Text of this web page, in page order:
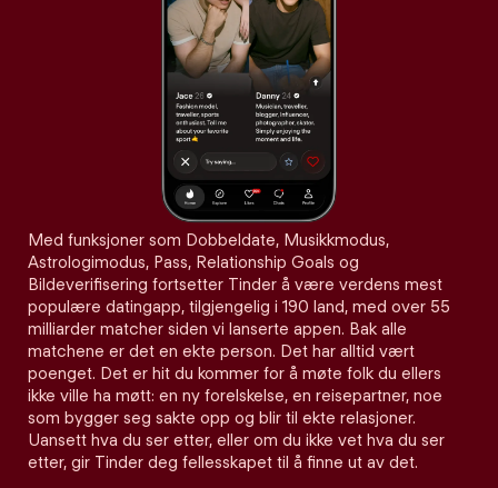
Med funksjoner som Dobbeldate, Musikkmodus,
Astrologimodus, Pass, Relationship Goals og
Bildeverifisering fortsetter Tinder å være verdens mest
populære datingapp, tilgjengelig i 190 land, med over 55
milliarder matcher siden vi lanserte appen. Bak alle
matchene er det en ekte person. Det har alltid vært
poenget. Det er hit du kommer for å møte folk du ellers
ikke ville ha møtt: en ny forelskelse, en reisepartner, noe
som bygger seg sakte opp og blir til ekte relasjoner.
Uansett hva du ser etter, eller om du ikke vet hva du ser
etter, gir Tinder deg fellesskapet til å finne ut av det.